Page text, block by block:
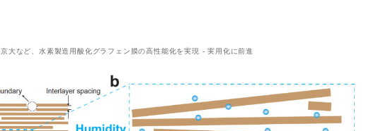
京大など、水素製造用酸化グラフェン膜の高性能化を実現 - 実用化に前進